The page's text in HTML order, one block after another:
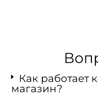
Как работает
магазин?